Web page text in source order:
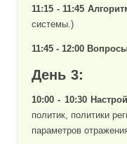
11:15 - 11:45
системы.)
11:45 - 12:00
День 3:
10:00 - 10:30
политик, политики
параметров